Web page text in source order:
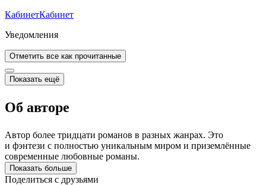
КабинетКабинет
Уведомления
Отметить все как прочитанные
Показать ещё
Об авторе
Автор более тридцати романов в разных жанрах. Это
и фэнтези с полностью уникальным миром и приземлённые
современные любовные романы.
Показать больше
Поделиться с друзьями